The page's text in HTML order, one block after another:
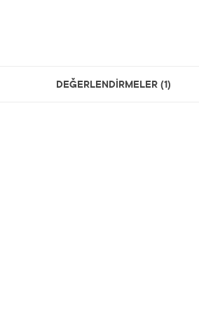
DEĞERLENDİRMELER (1)